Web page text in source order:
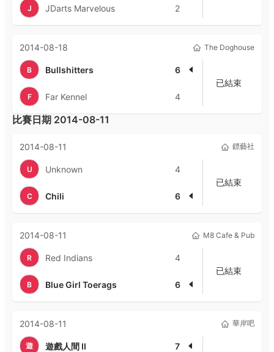
J JDarts Marvelous 2
2014-08-18 The Doghouse
B Bullshitters 6
F Far Kennel 4
已結束
比賽日期 2014-08-11
2014-08-11 鏢藝社
U Unknown 4
C Chili 6
已結束
2014-08-11 M8 Cafe & Pub
R Red Indians 4
B Blue Girl Toerags 6
已結束
2014-08-11 華岸吧
遊 遊戲人間 II 7